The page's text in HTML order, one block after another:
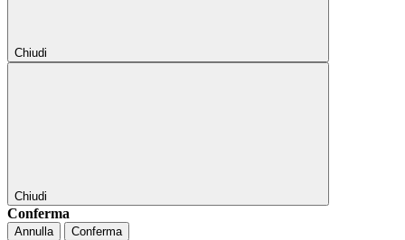
Chiudi
Chiudi
Conferma
Annulla Conferma